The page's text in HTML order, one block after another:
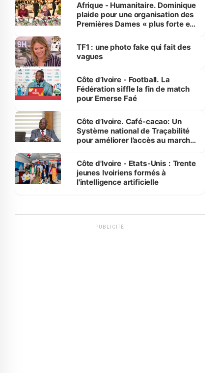
Afrique - Humanitaire. Dominique
plaide pour une organisation des
Premières Dames « plus forte et
sur la scène internationale »
TF1 : une photo fake qui fait des
vagues
Côte d’Ivoire - Football. La
Fédération siffle la fin de match
pour Emerse Faé
Côte d’Ivoire. Café-cacao: Un
Système national de Traçabilité
pour améliorer l’accès au marché
Côte d'Ivoire - Etats-Unis : Trente
jeunes Ivoiriens formés à
l'intelligence artificielle
PUBLICITÉ